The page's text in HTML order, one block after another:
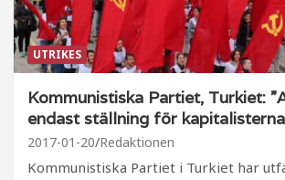
UTRIKES
Kommunistiska Partiet, Turkiet:
endast ställning för
2017-01-20 Redaktionen
Kommunistiska Partiet i Turkiet har